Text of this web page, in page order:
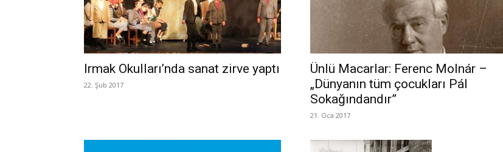
Irmak Okulları’nda sanat zirve yaptı
22. Şub 2017
Ünlü Macarlar: Ferenc Molnár –
„Dünyanın tüm çocukları Pál
Sokağındandır”
21. Oca 2017